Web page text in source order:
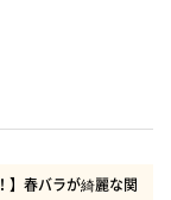
】春バラが綺麗な関